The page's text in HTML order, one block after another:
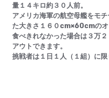
量１４キロ約３０人前。
アメリカ海軍の航空母艦をモ
た大きさ１６０cm×60cmのオ
食べきれなかった場合は３万
アウトできます。
挑戦者は１日１人（１組）に限